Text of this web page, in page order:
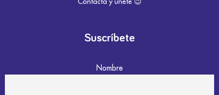
Suscríbete
Nombre